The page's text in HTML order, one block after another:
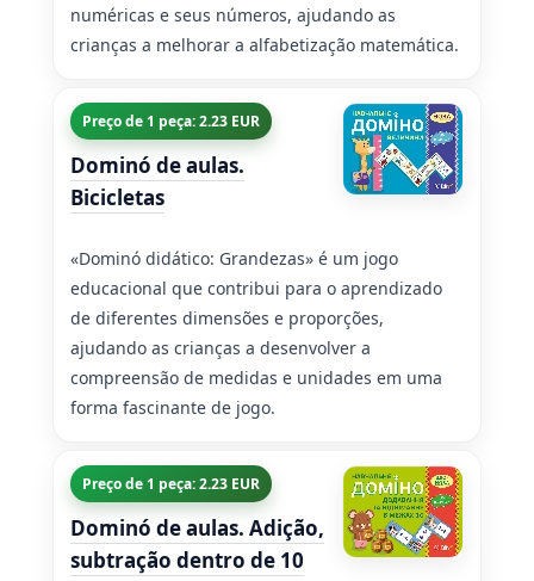
numéricas e seus números, ajudando as
crianças a melhorar a alfabetização matemática.
Preço de 1 peça: 2.23 EUR
Dominó de aulas.
Bicicletas
«Dominó didático: Grandezas» é um jogo
educacional que contribui para o aprendizado
de diferentes dimensões e proporções,
ajudando as crianças a desenvolver a
compreensão de medidas e unidades em uma
forma fascinante de jogo.
Preço de 1 peça: 2.23 EUR
Dominó de aulas. Adição,
subtração dentro de 10